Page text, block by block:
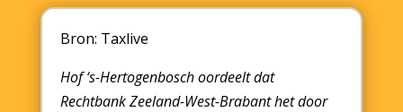
Bron: Taxlive
Hof ‘s-Hertogenbosch oordeelt dat
Rechtbank Zeeland-West-Brabant het door